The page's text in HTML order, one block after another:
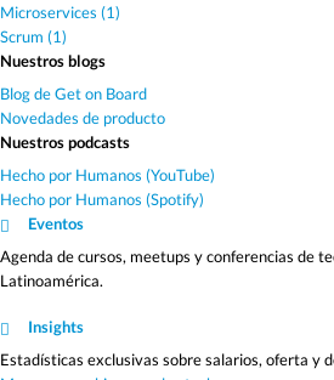
Microservices (1)
Scrum (1)
Nuestros blogs
Blog de Get on Board
Novedades de producto
Nuestros podcasts
Hecho por Humanos (YouTube)
Hecho por Humanos (Spotify)
Eventos
Agenda de cursos, meetups y conferencias de
Latinoamérica.
Insights
Estadísticas exclusivas sobre salarios, oferta y